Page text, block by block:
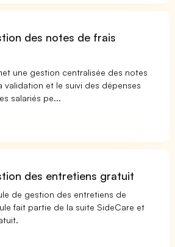
des notes de frais
une gestion centralisée des notes
validation et le suivi des dépenses
salariés pe...
des entretiens gratuit
de gestion des entretiens de
fait partie de la suite SideCare et